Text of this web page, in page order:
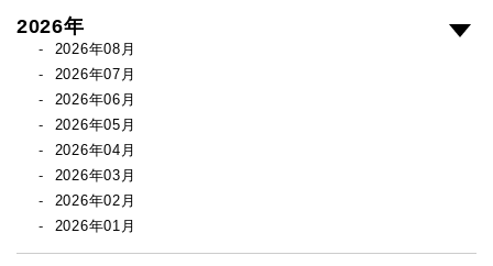
2026年
2026年08月
2026年07月
2026年06月
2026年05月
2026年04月
2026年03月
2026年02月
2026年01月